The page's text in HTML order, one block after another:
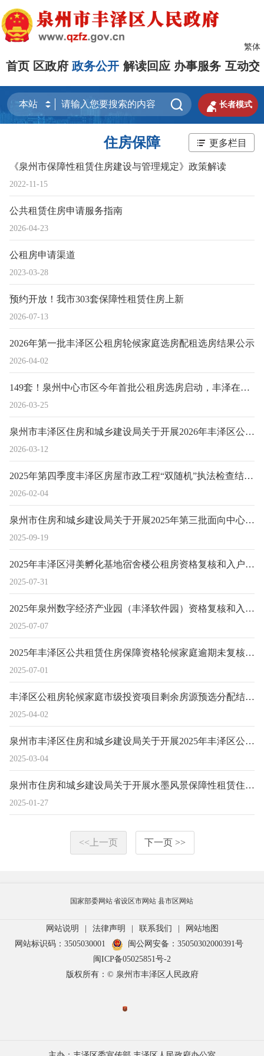
繁体
首页 区政府 政务公开 解读回应 办事服务 互动交
  长者模式
住房保障 更多栏目
2022-11-15
《泉州市保障性租赁住房建设与管理规定》政策解读
2026-04-23
公共租赁住房申请服务指南
2023-03-28
公租房申请渠道
2026-07-13
预约开放！我市303套保障性租赁住房上新
2026-04-02
2026年第一批丰泽区公租房轮候家庭选房配租选房结果公示
2026-03-25
149套！泉州中心市区今年首批公租房选房启动，丰泽在列~
2026-03-12
泉州市丰泽区住房和城乡建设局关于开展2026年丰泽区公共租赁住房家庭保障复核工作的公告
2026-02-04
2025年第四季度丰泽区房屋市政工程“双随机”执法检查结果明细表
2025-09-19
泉州市住房和城乡建设局关于开展2025年第三批面向中心市区公租房轮候家庭选房配租的通知
2025-07-31
2025年丰泽区浔美孵化基地宿舍楼公租房资格复核和入户巡查情况公示
2025-07-07
2025年泉州数字经济产业园（丰泽软件园）资格复核和入户巡查情况公示
2025-07-01
2025年丰泽区公共租赁住房保障资格轮候家庭逾期未复核名单公示
2025-04-02
丰泽区公租房轮候家庭市级投资项目剩余房源预选分配结果公示
2025-03-04
泉州市丰泽区住房和城乡建设局关于开展2025年丰泽区公共租赁住房家庭保障 复核工作的公告
2025-01-27
泉州市住房和城乡建设局关于开展水墨风景保障性租赁住房选房分配的公告
<<上一页 下一页 >>
国家部委网站省设区市网站 县市区网站
网站说明 | 法律声明 | 联系我们 |
网站地图
网站标识码：3505030001
闽公网安备：35050302000391号
闽ICP备05025851号-2
版权所有：© 泉州市丰泽区人民政府